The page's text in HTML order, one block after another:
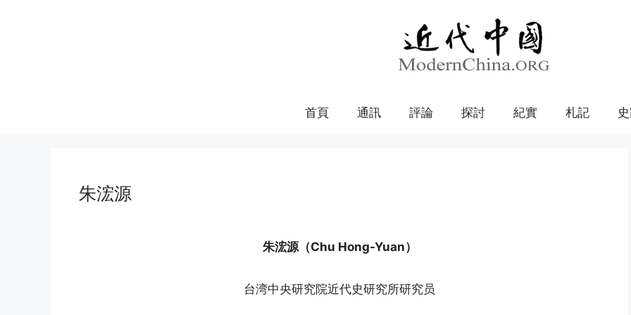
首頁 通訊 評論 探討 紀實 札記
朱浤源
朱浤源（Chu Hong-Yuan）
台湾中央研究院近代史研究所研究员